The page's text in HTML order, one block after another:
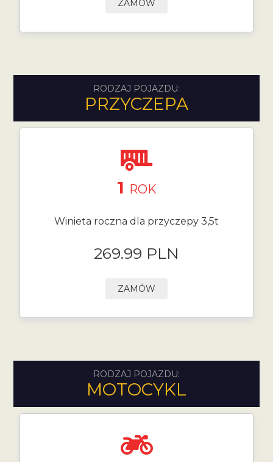
ZAMÓW
RODZAJ POJAZDU:
PRZYCZEPA
1 ROK
Winieta roczna dla przyczepy 3,5t
269.99 PLN
ZAMÓW
RODZAJ POJAZDU:
MOTOCYKL